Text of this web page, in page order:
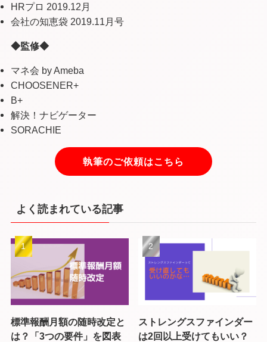
HRプロ 2019.12月
会社の知恵袋 2019.11月号
◆監修◆
マネ会 by Ameba
CHOOSENER+
B+
解決！ナビゲーター
SORACHIE
執筆のご依頼はこちら
よく読まれている記事
標準報酬月額の随時改定と
は？「3つの要件」を図表
ストレングスファインダー
は2回以上受けてもいい？